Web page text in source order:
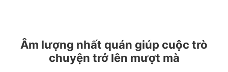
Âm lượng nhất quán giúp cuộc trò
chuyện trở lên mượt mà